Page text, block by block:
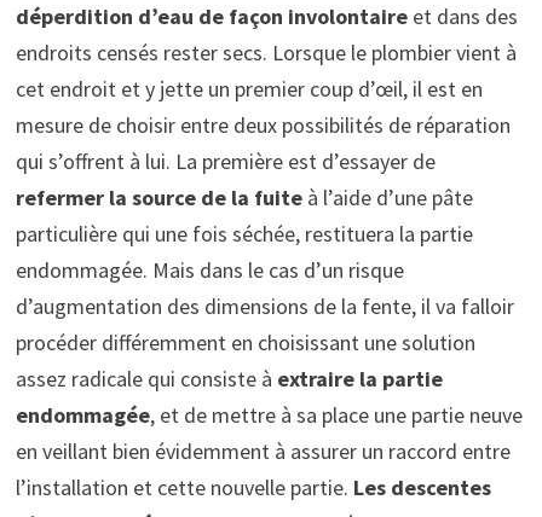
déperdition d’eau de façon involontaire et dans des
endroits censés rester secs. Lorsque le plombier vient à
cet endroit et y jette un premier coup d’œil, il est en
mesure de choisir entre deux possibilités de réparation
qui s’offrent à lui. La première est d’essayer de
refermer la source de la fuiteà l’aide d’une pâte
particulière qui une fois séchée, restituera la partie
endommagée. Mais dans le cas d’un risque
d’augmentation des dimensions de la fente, il va falloir
procéder différemment en choisissant une solution
assez radicale qui consiste à extraire la partie
endommagée, et de mettre à sa place une partie neuve
en veillant bien évidemment à assurer un raccord entre
l’installation et cette nouvelle partie. Les descentes